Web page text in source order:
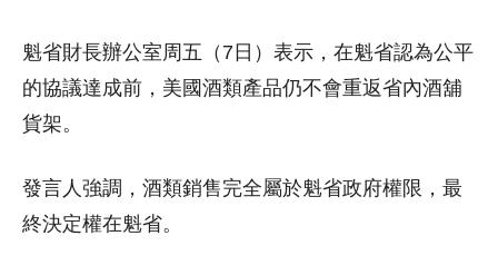
魁省財長辦公室周五（7日）表示，在魁省認為公平
的協議達成前，美國酒類產品仍不會重返省內酒舖
貨架。
發言人強調，酒類銷售完全屬於魁省政府權限，最
終決定權在魁省。